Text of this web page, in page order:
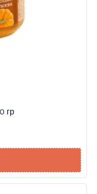
гр